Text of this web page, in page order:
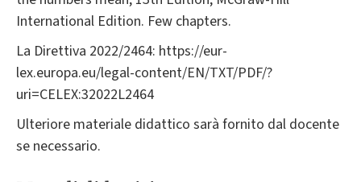
International Edition. Few chapters.
La Direttiva 2022/2464: https://eur-
lex.europa.eu/legal-content/EN/TXT/PDF/?
uri=CELEX:32022L2464
Ulteriore materiale didattico sarà fornito dal docente
se necessario.